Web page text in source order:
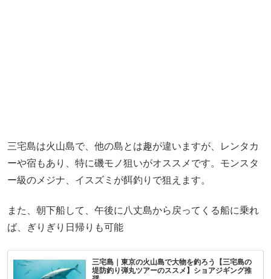
三宅島は火山島で、他の島とは趣が違いますが、レンタカ
ーや宿もあり、特に磯モノ狙いがオススメです。モンスタ
ー級のメジナ、イスズミが餌釣りで狙えます。
また、朝下船して、午後に八丈島から戻ってくる船に乗れ
ば、ぎりぎり日帰りも可能
三宅島｜東京の火山島で大物を釣ろう【三宅島の
堤防釣り弾丸ツアーのススメ】ショアジギング推